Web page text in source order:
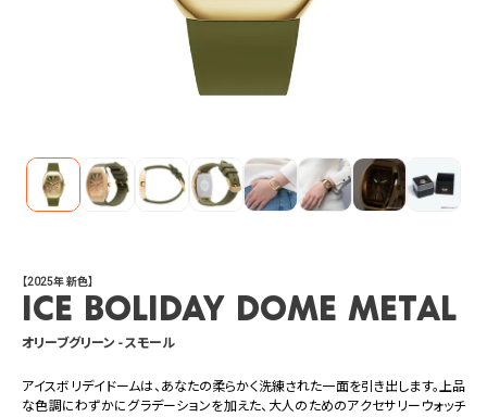
【2025年 新色】
ICE boliday dome metal
オリーブグリーン - スモール
アイスボリデイドームは、あなたの柔らかく洗練された一面を引き出します。上品
な色調にわずかにグラデーションを加えた、大人のためのアクセサリーウォッチ